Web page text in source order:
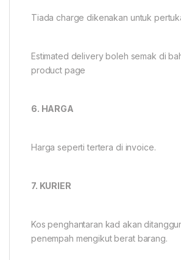
Tiada charge dikenakan untuk
Estimated delivery boleh semak di
product page
6. HARGA
Harga seperti tertera di invoice.
7. KURIER
Kos penghantaran kad akan
penempah mengikut berat barang.